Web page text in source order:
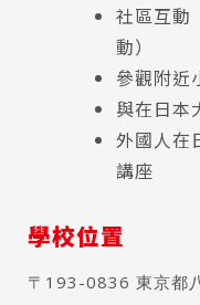
社區互動
動）
參觀附近
與在日本
外國人在
講座
學校位置
〒193-0836 東京都